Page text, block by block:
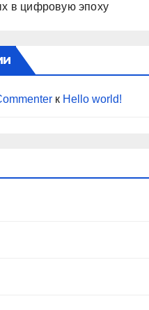
в цифровую эпоху
к Hello world!